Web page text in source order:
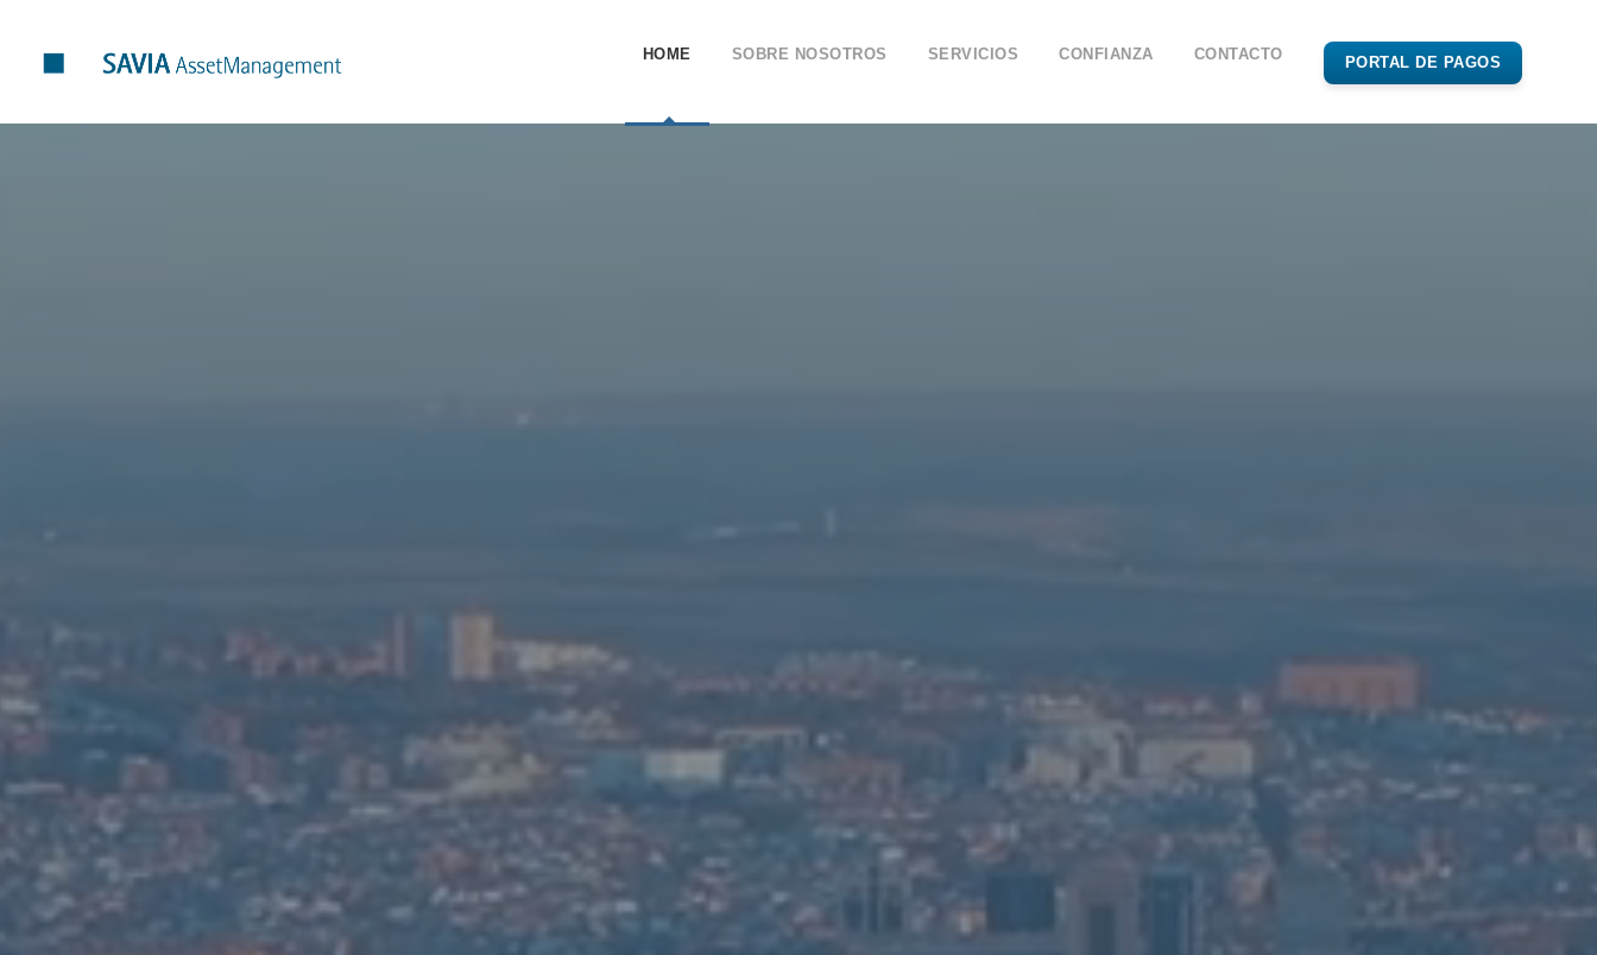
HOME SOBRE NOSOTROS SERVICIOS CONFIANZA CONTACTO PORTAL DE PAGOS